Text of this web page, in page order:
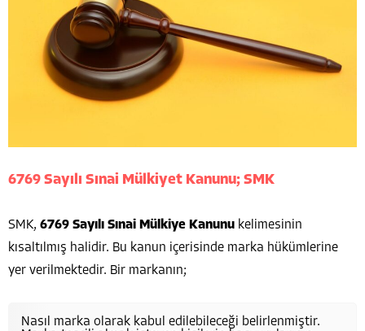
6769 Sayılı Sınai Mülkiyet Kanunu; SMK
SMK, 6769 Sayılı Sınai Mülkiye Kanunu kelimesinin
kısaltılmış halidir. Bu kanun içerisinde marka hükümlerine
yer verilmektedir. Bir markanın;
Nasıl marka olarak kabul edilebileceği belirlenmiştir.